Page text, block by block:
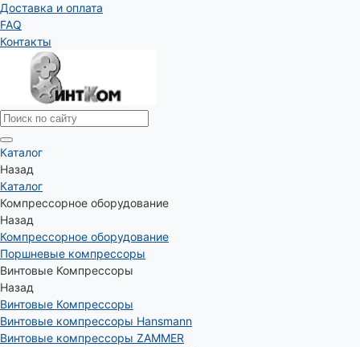
Доставка и оплата
FAQ
Контакты
Каталог
Назад
Каталог
Компрессорное оборудование
Назад
Компрессорное оборудование
Поршневые компрессоры
Винтовые Компрессоры
Назад
Винтовые Компрессоры
Винтовые компрессоры Hansmann
Винтовые компрессоры ZAMMER